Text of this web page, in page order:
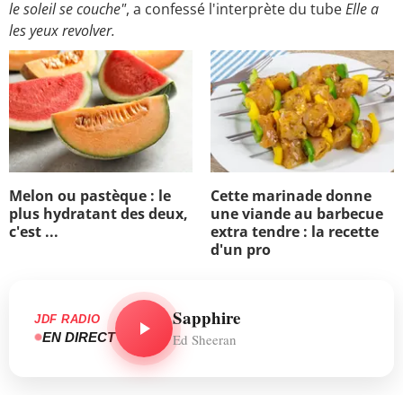
le soleil se couche", a confessé l'interprète du tubeElle a
les yeux revolver.
Melon ou pastèque : le
plus hydratant des deux,
c'est ...
Cette marinade donne
une viande au barbecue
extra tendre : la recette
d'un pro
JDF RADIO
EN DIRECT
Sapphire
Ed Sheeran